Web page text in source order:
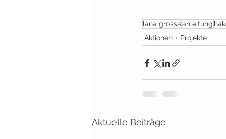
lana grossaanleitung
Aktionen
Projekte
Aktuelle Beiträge